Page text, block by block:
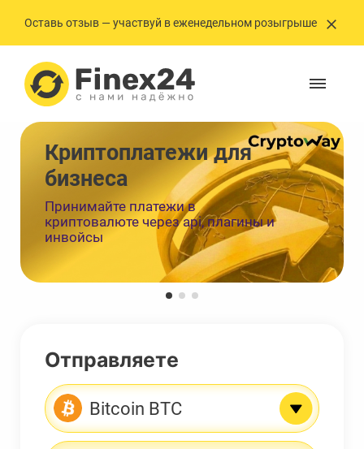
Оставь отзыв — участвуй в еженедельном розыгрыше
Криптоплатежи ㅤㅤㅤㅤㅤㅤдля
бизнеса
Принимайте платежи в
криптовалюте через api, плагины и
инвойсы
Отправляете
Bitcoin BTC